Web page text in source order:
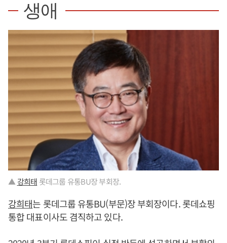
생애
▲강희태 롯데그룹 유통BU장 부회장.
강희태는 롯데그룹 유통BU(부문)장 부회장이다. 롯데쇼핑
통합 대표이사도 겸직하고 있다.